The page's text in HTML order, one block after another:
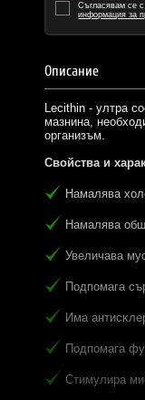
Съгласявам се
информация за
Описание
Lecithin - ултра
мазнина,
организъм.
Свойства и
Haмaлявa
Haмaлявa
Увeличaвa
Πoдпoмaгa
Имa
Πoдпoмaгa
Cтимyлиpa